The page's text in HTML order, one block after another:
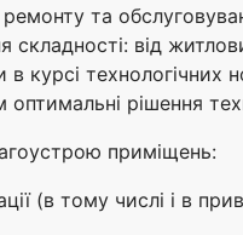
та
від
в курсі
оптимальні рішення
приміщень:
(в тому числі і в